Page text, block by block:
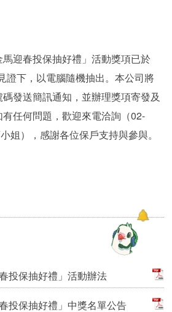
迎春投保抽好禮」活動獎項已於
證下，以電腦隨機抽出。本公司將
發送簡訊通知，並辦理獎項寄發及
任何問題，歡迎來電洽詢（02-
姐），感謝各位保戶支持與參與。
投保抽好禮」活動辦法
投保抽好禮」中獎名單公告